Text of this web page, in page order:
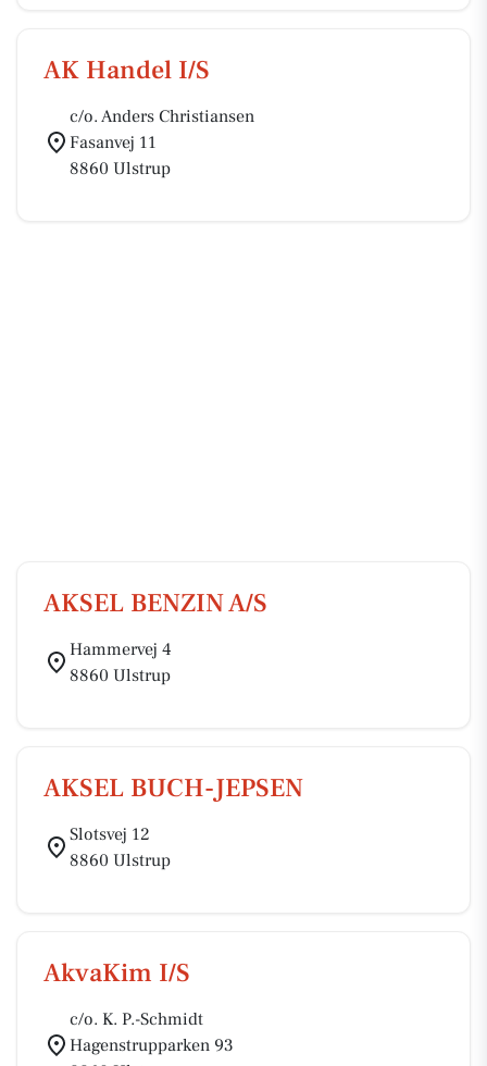
AK Handel I/S
c/o. Anders Christiansen
Fasanvej 11
8860 Ulstrup
AKSEL BENZIN A/S
Hammervej 4
8860 Ulstrup
AKSEL BUCH-JEPSEN
Slotsvej 12
8860 Ulstrup
AkvaKim I/S
c/o. K. P.-Schmidt
Hagenstrupparken 93